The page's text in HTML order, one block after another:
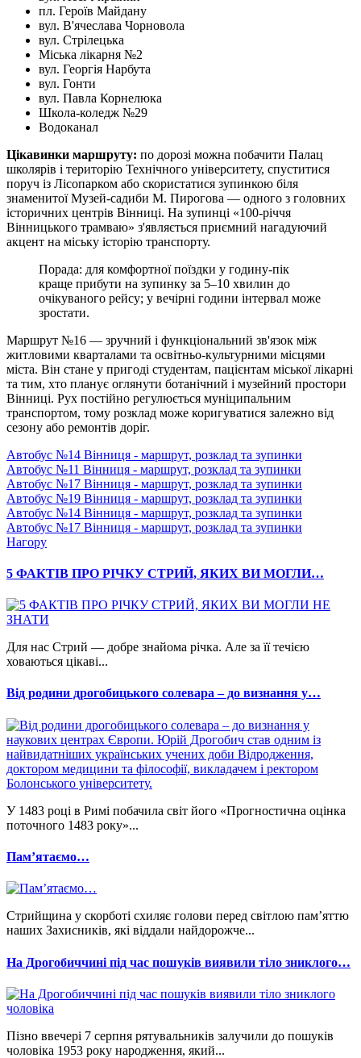
пл. Героїв Майдану
вул. В'ячеслава Чорновола
вул. Стрілецька
Міська лікарня №2
вул. Георгія Нарбута
вул. Гонти
вул. Павла Корнелюка
Школа-коледж №29
Водоканал
Цікавинки маршруту: по дорозі можна побачити Палац
школярів і територію Технічного університету, спуститися
поруч із Лісопарком або скористатися зупинкою біля
знаменитої Музей-садиби М. Пирогова — одного з головних
історичних центрів Вінниці. На зупинці «100-річчя
Вінницького трамваю» з'являється приємний нагадуючий
акцент на міську історію транспорту.
Порада: для комфортної поїздки у годину-пік
краще прибути на зупинку за 5–10 хвилин до
очікуваного рейсу; у вечірні години інтервал може
зростати.
Маршрут №16 — зручний і функціональний зв'язок між
житловими кварталами та освітньо-культурними місцями
міста. Він стане у пригоді студентам, пацієнтам міської лікарні
та тим, хто планує оглянути ботанічний і музейний простори
Вінниці. Рух постійно регулюється муніципальним
транспортом, тому розклад може коригуватися залежно від
сезону або ремонтів доріг.
Автобус №14 Вінниця - маршрут, розклад та зупинки
Автобус №11 Вінниця - маршрут, розклад та зупинки
Автобус №17 Вінниця - маршрут, розклад та зупинки
Автобус №19 Вінниця - маршрут, розклад та зупинки
Автобус №14 Вінниця - маршрут, розклад та зупинки
Автобус №17 Вінниця - маршрут, розклад та зупинки
Нагору
5 ФАКТІВ ПРО РІЧКУ СТРИЙ, ЯКИХ ВИ МОГЛИ…
Для нас Стрий — добре знайома річка. Але за її течією
ховаються цікаві...
Від родини дрогобицького солевара – до визнання у…
У 1483 році в Римі побачила світ його «Прогностична оцінка
поточного 1483 року»...
Памʼятаємо…
Стрийщина у скорботі схиляє голови перед світлою пам’яттю
наших Захисників, які віддали найдорожче...
На Дрогобиччині під час пошуків виявили тіло зниклого…
Пізно ввечері 7 серпня рятувальників залучили до пошуків
чоловіка 1953 року народження, який...